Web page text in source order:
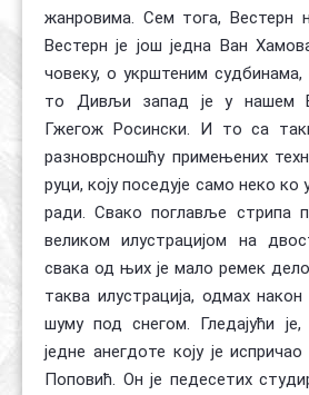
жанровима. Сем тога, Вестерн
Вестерн је још једна Ван
човеку, о укрштеним
то Дивљи запад је у нашем
Гжегож Росински. И то са
разноврсношћу примењених
руци, коју поседује само неко
ради. Свако поглавље стрипа
великом илустрацијом на
свака од њих је мало ремек
таква илустрација, одмах након
шуму под снегом. Гледајући
једне анегдоте коју је
Поповић. Он је педесетих